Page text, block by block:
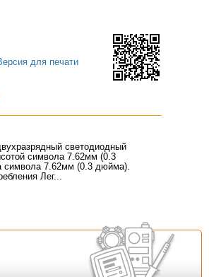
для печати
светодиодный
символа 7.62мм (0.3
символа 7.62мм (0.3 дюйма).
Лег...